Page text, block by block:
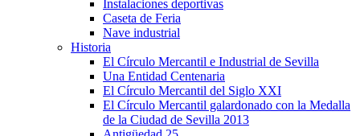
Instalaciones deportivas
Caseta de Feria
Nave industrial
Historia
El Círculo Mercantil e Industrial de Sevilla
Una Entidad Centenaria
El Círculo Mercantil del Siglo XXI
El Círculo Mercantil galardonado con la Medalla
de la Ciudad de Sevilla 2013